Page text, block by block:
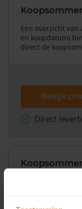
Een overzicht van
en koopdatum)
direct de
Bekijk
Direct